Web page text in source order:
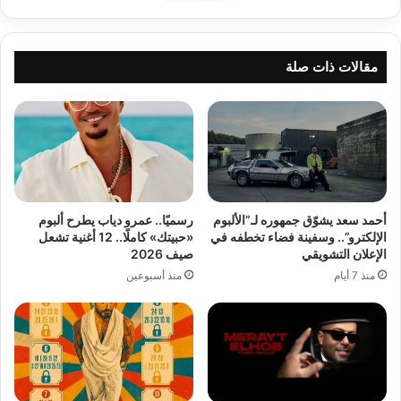
مقالات ذات صلة
أحمد سعد يشوّق جمهوره لـ”الألبوم
الإلكترو”.. وسفينة فضاء تخطفه في
الإعلان التشويقي
منذ 7 أيام
رسميًا.. عمرو دياب يطرح ألبوم
«حبيتك» كاملًا.. 12 أغنية تشعل
صيف 2026
منذ أسبوعين